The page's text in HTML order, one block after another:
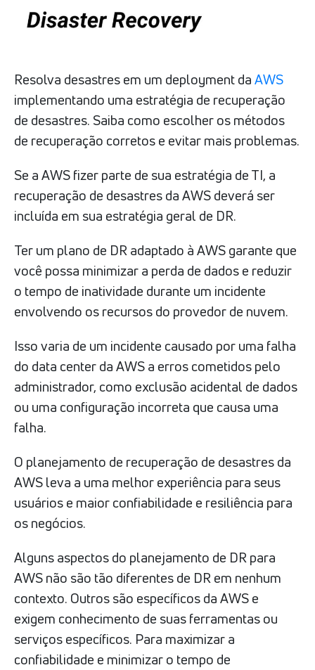
Resolva desastres em um deployment daAWS
implementando uma estratégia de recuperação
de desastres. Saiba como escolher os métodos
de recuperação corretos e evitar mais problemas.
Se a AWS fizer parte de sua estratégia de TI, a
recuperação de desastres da AWS deverá ser
incluída em sua estratégia geral de DR.
Ter um plano de DR adaptado à AWS garante que
você possa minimizar a perda de dados e reduzir
o tempo de inatividade durante um incidente
envolvendo os recursos do provedor de nuvem.
Isso varia de um incidente causado por uma falha
do data center da AWS a erros cometidos pelo
administrador, como exclusão acidental de dados
ou uma configuração incorreta que causa uma
falha.
O planejamento de recuperação de desastres da
AWS leva a uma melhor experiência para seus
usuários e maior confiabilidade e resiliência para
os negócios.
Alguns aspectos do planejamento de DR para
AWS não são tão diferentes de DR em nenhum
contexto. Outros são específicos da AWS e
exigem conhecimento de suas ferramentas ou
serviços específicos. Para maximizar a
confiabilidade e minimizar o tempo de